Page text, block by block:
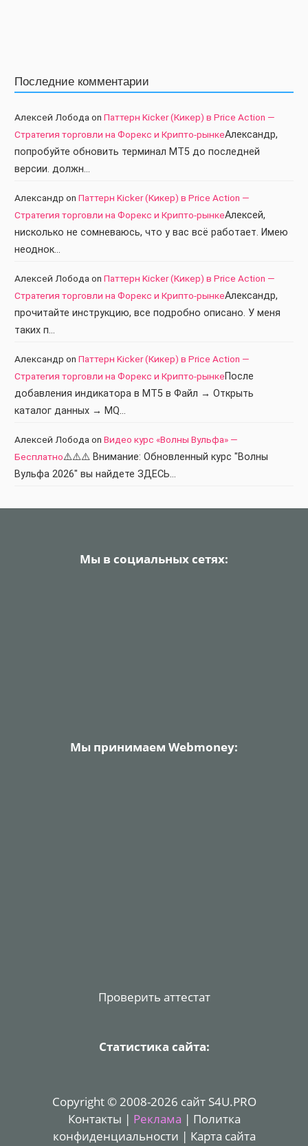
Последние комментарии
Алексей Лобода on Паттерн Kicker (Кикер) в Price Action —
Стратегия торговли на Форекс и Крипто-рынкеАлександр,
попробуйте обновить терминал МТ5 до последней
версии. должн…
Александр on Паттерн Kicker (Кикер) в Price Action —
Стратегия торговли на Форекс и Крипто-рынкеАлексей,
нисколько не сомневаюсь, что у вас всё работает. Имею
неоднок…
Алексей Лобода on Паттерн Kicker (Кикер) в Price Action —
Стратегия торговли на Форекс и Крипто-рынкеАлександр,
прочитайте инструкцию, все подробно описано. У меня
таких п…
Александр on Паттерн Kicker (Кикер) в Price Action —
Стратегия торговли на Форекс и Крипто-рынкеПосле
добавления индикатора в МТ5 в Файл → Открыть
каталог данных → MQ…
Алексей Лобода on Видео курс «Волны Вульфа» —
Бесплатно⚠️⚠️⚠️ Внимание: Обновленный курс "Волны
Вульфа 2026" вы найдете ЗДЕСЬ…
Мы в социальных сетях:
Мы принимаем Webmoney:
Проверить аттестат
Статистика сайта:
Copyright © 2008-2026 сайт S4U.PRO
Контакты | Реклама | Политка
конфиденциальности | Карта сайта